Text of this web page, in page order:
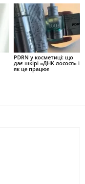
PDRN у косметиці: що
дає шкірі «ДНК лосося» і
як це працює